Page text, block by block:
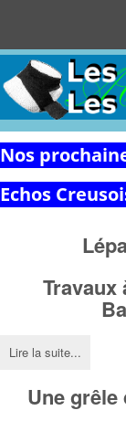
Nos
Echos
Travaux
Lire la suite...
Une